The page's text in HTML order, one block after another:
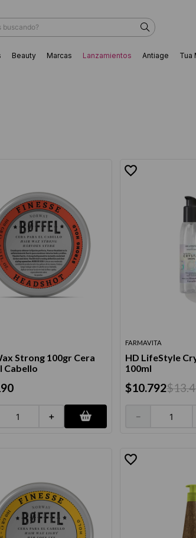
buscando?
Beauty Marcas Lanzamientos Antiage Tua
Strong 100gr Cera
Cabello
＋
FARMAVITA
HD LifeStyle
100ml
$10.792$13.
－